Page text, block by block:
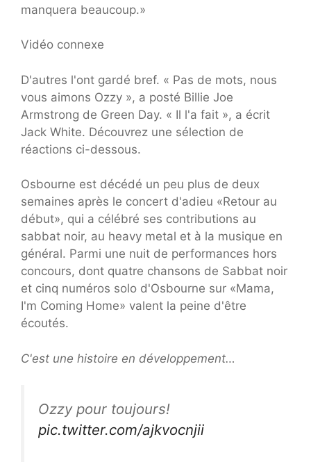
manquera beaucoup.»
Vidéo connexe
D'autres l'ont gardé bref. « Pas de mots, nous
vous aimons Ozzy », a posté Billie Joe
Armstrong de Green Day. « Il l'a fait », a écrit
Jack White. Découvrez une sélection de
réactions ci-dessous.
Osbourne est décédé un peu plus de deux
semaines après le concert d'adieu «Retour au
début», qui a célébré ses contributions au
sabbat noir, au heavy metal et à la musique en
général. Parmi une nuit de performances hors
concours, dont quatre chansons de Sabbat noir
et cinq numéros solo d'Osbourne sur «Mama,
I'm Coming Home» valent la peine d'être
écoutés.
C'est une histoire en développement…
Ozzy pour toujours!
pic.twitter.com/ajkvocnjii